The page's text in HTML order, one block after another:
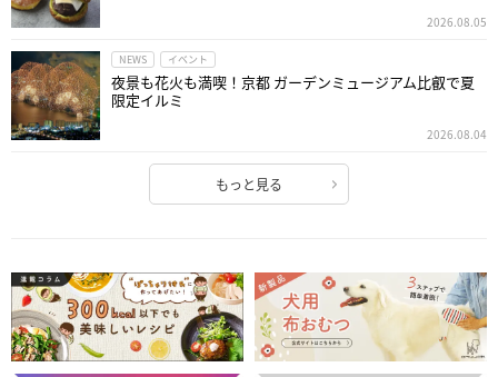
2026.08.05
NEWS イベント
夜景も花火も満喫！京都 ガーデンミュージアム比叡で夏
限定イルミ
2026.08.04
もっと見る